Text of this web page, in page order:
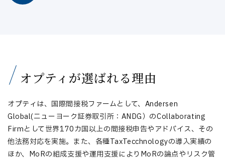
オプティが選ばれる理由
オプティは、国際間接税ファームとして、Andersen
Global(ニューヨーク証券取引所：ANDG）のCollaborating
Firmとして世界170カ国以上の間接税申告やアドバイス、その
他法務対応を実施。また、各種TaxTecchnologyの導入実績の
ほか、MoRの組成支援や運用支援によりMoRの論点やリスク管